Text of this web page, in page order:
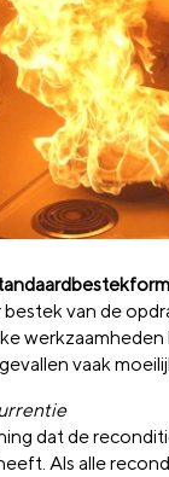
van de
vaak
dat de
Als alle